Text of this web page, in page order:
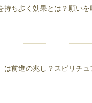
持ち歩く効果とは？願い
は前進の兆し？スピリチ